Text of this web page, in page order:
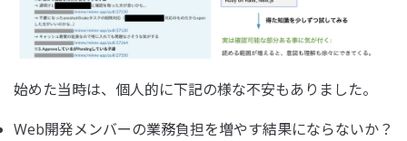
始めた当時は、個人的に下記の様な不安もありました。
Web開発メンバーの業務負担を増やす結果にならないか？